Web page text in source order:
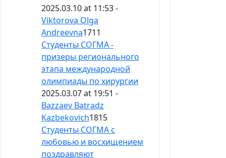
2025.03.10 at 11:53 -
Viktorova Olga
Andreevna1711
Студенты СОГМА -
призеры регионального
этапа международной
олимпиады по хирургии
2025.03.07 at 19:51 -
Bazzaev Batradz
Kazbekovich1815
Студенты СОГМА с
любовью и восхищением
поздравляют